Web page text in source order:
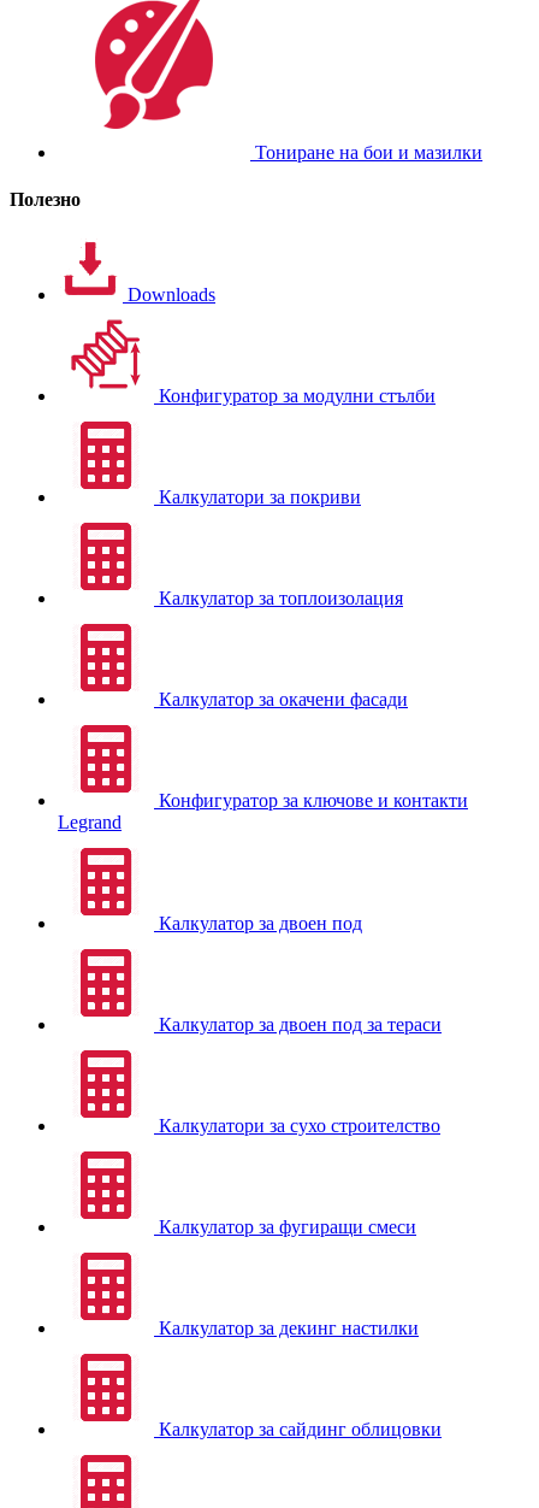
Тониране на бои и мазилки
Полезно
Downloads
Конфигуратор за модулни стълби
Калкулатори за покриви
Калкулатор за топлоизолация
Калкулатор за окачени фасади
Конфигуратор за ключове и контакти
Legrand
Калкулатор за двоен под
Калкулатор за двоен под за тераси
Калкулатори за сухо строителство
Калкулатор за фугиращи смеси
Калкулатор за декинг настилки
Калкулатор за сайдинг облицовки